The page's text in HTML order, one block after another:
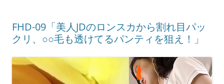
FHD-09「美人JDのロンスカから割れ目パッ
クリ、○○毛も透けてるパンティを狙え！」